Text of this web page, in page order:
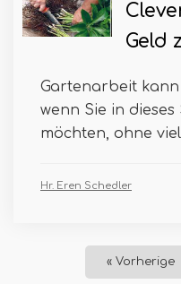
Geld
Gartenarbeit
wenn Sie in
möchten, ohne viel
Hr. Eren Schedler
« Vorherige